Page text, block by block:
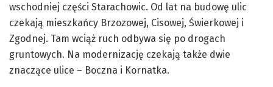
wschodniej części Starachowic. Od lat na budowę ulic
czekają mieszkańcy Brzozowej, Cisowej, Świerkowej i
Zgodnej. Tam wciąż ruch odbywa się po drogach
gruntowych. Na modernizację czekają także dwie
znaczące ulice – Boczna i Kornatka.